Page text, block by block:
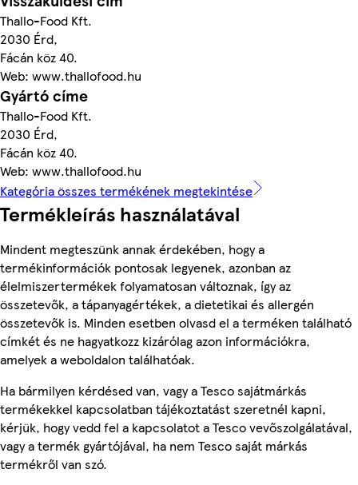
Thallo-Food Kft.
2030 Érd,
Fácán köz 40.
Web: www.thallofood.hu
Gyártó címe
Thallo-Food Kft.
2030 Érd,
Fácán köz 40.
Web: www.thallofood.hu
Kategória összes termékének megtekintése
Termékleírás használatával
Mindent megteszünk annak érdekében, hogy a
termékinformációk pontosak legyenek, azonban az
élelmiszertermékek folyamatosan változnak, így az
összetevők, a tápanyagértékek, a dietetikai és allergén
összetevők is. Minden esetben olvasd el a terméken található
címkét és ne hagyatkozz kizárólag azon információkra,
amelyek a weboldalon találhatóak.
Ha bármilyen kérdésed van, vagy a Tesco sajátmárkás
termékekkel kapcsolatban tájékoztatást szeretnél kapni,
kérjük, hogy vedd fel a kapcsolatot a Tesco vevőszolgálatával,
vagy a termék gyártójával, ha nem Tesco saját márkás
termékről van szó.